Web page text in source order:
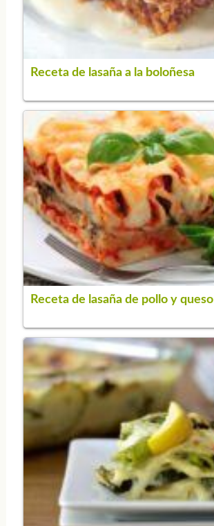
Receta de lasaña a la boloñesa
Receta de lasaña de pollo y queso